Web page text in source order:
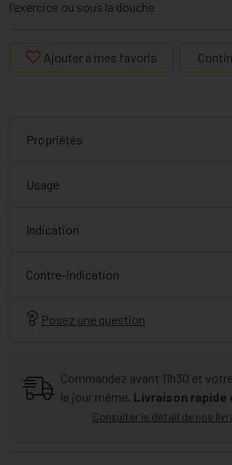
l'exercice ou sous la douche
Ajouter à mes favoris
Propriétés
Usage
Indication
Contre-indication
Posez une question
Commandez avant 11h30 et
le jour même. Livraison rapide
Consulter le détail de nos